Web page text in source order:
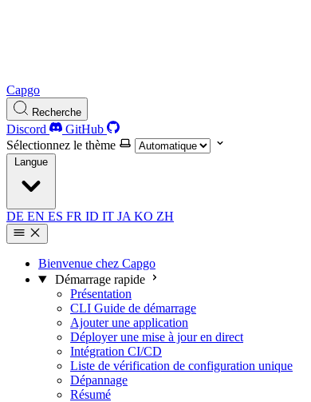
Capgo
Recherche
Discord
GitHub
Sélectionnez le thème
Langue
DE EN ES FR ID IT JA KO ZH
Bienvenue chez Capgo
Démarrage rapide
Présentation
CLI Guide de démarrage
Ajouter une application
Déployer une mise à jour en direct
Intégration CI/CD
Liste de vérification de configuration unique
Dépannage
Résumé